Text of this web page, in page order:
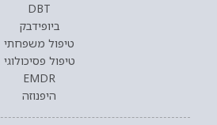
DBT
ביופידבק
טיפול משפחתי
טיפול פסיכולוגי
EMDR
היפנוזה